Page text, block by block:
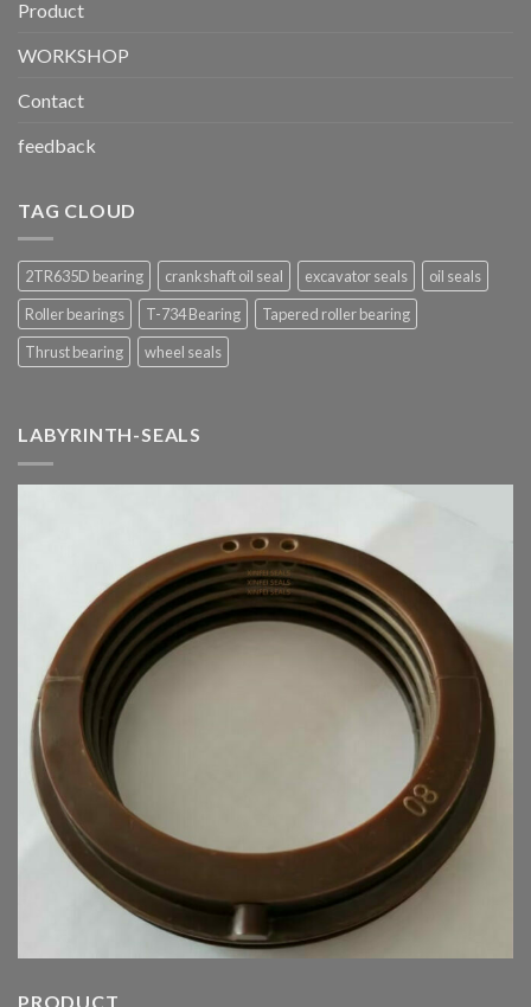
Product
WORKSHOP
Contact
feedback
TAG CLOUD
2TR635D bearing crankshaft oil seal excavator seals
oil seals
Roller bearings
T-734 Bearing
Tapered roller bearing
Thrust bearing
wheel seals
LABYRINTH-SEALS
PRODUCT